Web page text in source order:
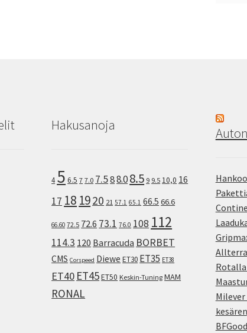
Hakusanoja
4 5 6.5 7 7.0 7.588.08.5 9 9.5 10,0 16
17 18 1920 21 57.1 65.1 66.5 66.6
66.60 72.5 72.6 73.1 76.0 108 112
114.3 120 Barracuda BORBET
CMS Corspeed Diewe ET30 ET35 ET38
ET40 ET45ET50 Keskin-Tuning MAM
RONAL
Rotalla
Milever